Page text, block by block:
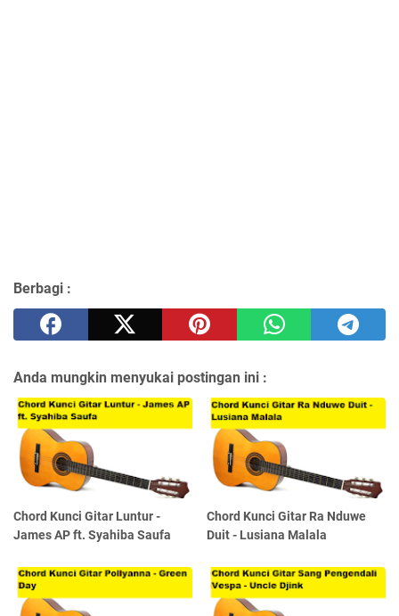
Berbagi :
Anda mungkin menyukai postingan ini :
Chord Kunci Gitar Luntur -
James AP ft. Syahiba Saufa
Chord Kunci Gitar Ra Nduwe
Duit - Lusiana Malala